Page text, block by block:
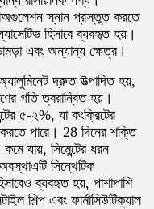
স্নান প্রস্তুত করতে
হিসাবে ব্যবহৃত হয়।
এবং অন্যান্য ক্ষেত্র।
দ্রুত উত্পাদিত হয়,
গতি ত্বরান্বিত হয়।
৫-২%, যা কংক্রিটের
পারে। 28 দিনের শক্তি
যায়, সিমেন্টের ধরন
সিন্থেটিক
ব্যবহৃত হয়, পাশাপাশি
শিল্প এবং ফার্মাসিউটিক্যাল